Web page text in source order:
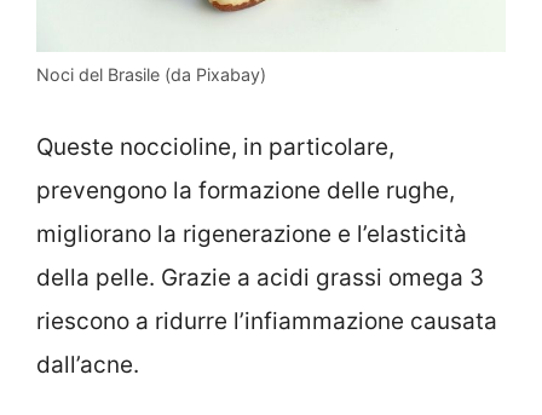
Noci del Brasile (da Pixabay)
Queste noccioline, in particolare,
prevengono la formazione delle rughe,
migliorano la rigenerazione e l’elasticità
della pelle. Grazie a acidi grassi omega 3
riescono a ridurre l’infiammazione causata
dall’acne.